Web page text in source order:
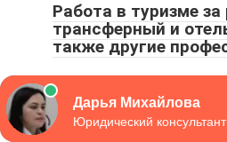
Работа в туризме
трансферный и
также другие